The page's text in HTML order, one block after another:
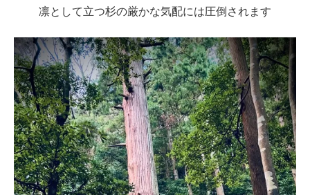
凛として立つ杉の厳かな気配には圧倒されます